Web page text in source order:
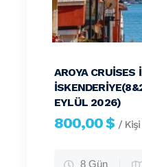
AROYA CRUISES
EYLÜL 2026)
800,00 $ / Kişi
8 Gün